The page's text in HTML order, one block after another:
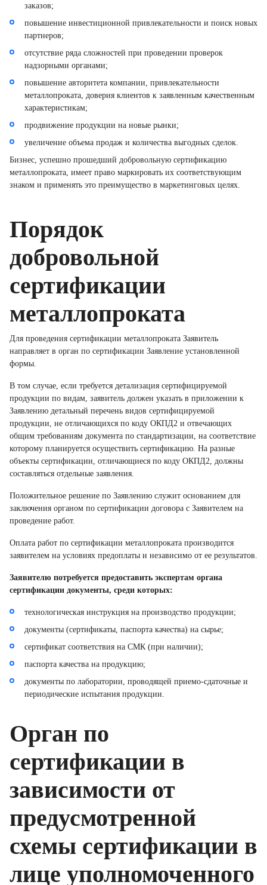
заказов;
повышение инвестиционной привлекательности и поиск новых
партнеров;
отсутствие ряда сложностей при проведении проверок
надзорными органами;
повышение авторитета компании, привлекательности
металлопроката, доверия клиентов к заявленным качественным
характеристикам;
продвижение продукции на новые рынки;
увеличение объема продаж и количества выгодных сделок.
Бизнес, успешно прошедший добровольную сертификацию
металлопроката, имеет право маркировать их соответствующим
знаком и применять это преимущество в маркетинговых целях.
Порядок
добровольной
сертификации
металлопроката
Для проведения сертификации металлопроката Заявитель
направляет в орган по сертификации Заявление установленной
формы.
В том случае, если требуется детализация сертифицируемой
продукции по видам, заявитель должен указать в приложении к
Заявлению детальный перечень видов сертифицируемой
продукции, не отличающихся по коду ОКПД2 и отвечающих
общим требованиям документа по стандартизации, на соответствие
которому планируется осуществить сертификацию. На разные
объекты сертификации, отличающиеся по коду ОКПД2, должны
составляться отдельные заявления.
Положительное решение по Заявлению служит основанием для
заключения органом по сертификации договора с Заявителем на
проведение работ.
Оплата работ по сертификации металлопроката производится
заявителем на условиях предоплаты и независимо от ее результатов.
Заявителю потребуется предоставить экспертам органа
сертификации документы, среди которых:
технологическая инструкция на производство продукции;
документы (сертификаты, паспорта качества) на сырье;
сертификат соответствия на СМК (при наличии);
паспорта качества на продукцию;
документы по лаборатории, проводящей приемо-сдаточные и
периодические испытания продукции.
Орган по
сертификации в
зависимости от
предусмотренной
схемы сертификации в
лице уполномоченного